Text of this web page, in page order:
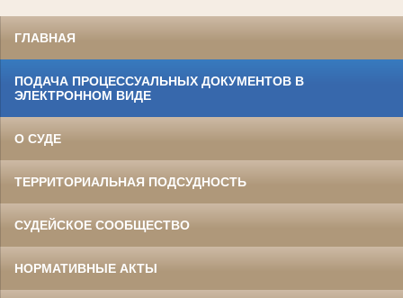
ГЛАВНАЯ
ПОДАЧА ПРОЦЕССУАЛЬНЫХ ДОКУМЕНТОВ В
ЭЛЕКТРОННОМ ВИДЕ
О СУДЕ
ТЕРРИТОРИАЛЬНАЯ ПОДСУДНОСТЬ
СУДЕЙСКОЕ СООБЩЕСТВО
НОРМАТИВНЫЕ АКТЫ